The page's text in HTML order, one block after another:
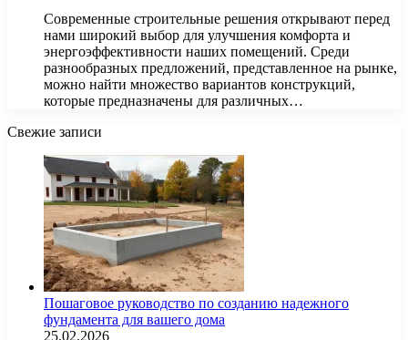
Современные строительные решения открывают перед
нами широкий выбор для улучшения комфорта и
энергоэффективности наших помещений. Среди
разнообразных предложений, представленное на рынке,
можно найти множество вариантов конструкций,
которые предназначены для различных…
Свежие записи
Пошаговое руководство по созданию надежного
фундамента для вашего дома
25.02.2026